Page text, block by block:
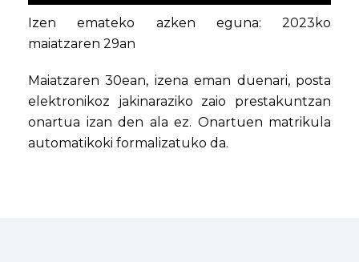
Izen emateko azken eguna: 2023ko
maiatzaren 29an
Maiatzaren 30ean, izena eman duenari, posta
elektronikoz jakinaraziko zaio prestakuntzan
onartua izan den ala ez. Onartuen matrikula
automatikoki formalizatuko da.